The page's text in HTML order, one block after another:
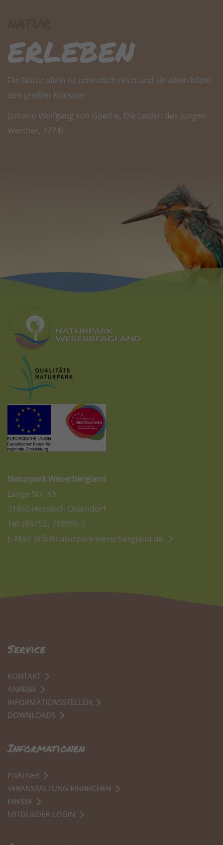
erleben
Die Natur allein ist unendlich reich und sie allein bildet
den großen Künstler.
(Johann Wolfgang von Goethe, Die Leiden des jungen
Werther, 1774)
Naturpark Weserbergland
Lange Str. 53
31840 Hessisch Oldendorf
Tel: (05152) 788995-0
E-Mail: info@naturpark-weserbergland.de
Service
KONTAKT
ANREISE
INFORMATIONSSTELLEN
DOWNLOADS
Informationen
PARTNER
VERANSTALTUNG EINREICHEN
PRESSE
MITGLIEDER-LOGIN